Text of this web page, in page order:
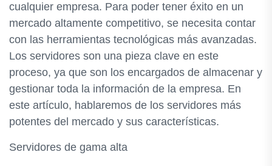
cualquier empresa. Para poder tener éxito en un
mercado altamente competitivo, se necesita contar
con las herramientas tecnológicas más avanzadas.
Los servidores son una pieza clave en este
proceso, ya que son los encargados de almacenar y
gestionar toda la información de la empresa. En
este artículo, hablaremos de los servidores más
potentes del mercado y sus características.
Servidores de gama alta